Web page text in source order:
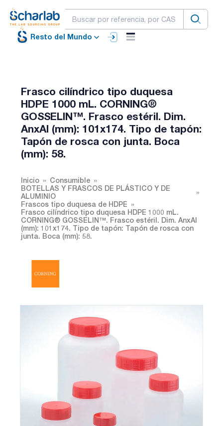
Resto del Mundo
Frasco cilíndrico tipo duquesa
HDPE 1000 mL. CORNING®
GOSSELIN™. Frasco estéril. Dim.
AnxAl (mm): 101x174. Tipo de tapón:
Tapón de rosca con junta. Boca
(mm): 58.
Inicio
Consumible
BOTELLAS Y FRASCOS DE PLÁSTICO Y DE
ALUMINIO
Frascos tipo duquesa de HDPE
Frasco cilíndrico tipo duquesa HDPE 1000 mL.
CORNING® GOSSELIN™. Frasco estéril. Dim. AnxAl
(mm): 101x174. Tipo de tapón: Tapón de rosca con
junta. Boca (mm): 58.